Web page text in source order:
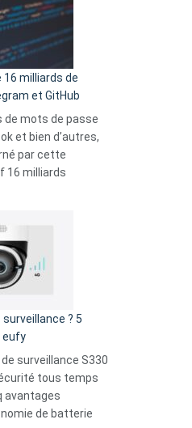
milliards de
et GitHub
de mots de passe
et bien d’autres,
par cette
16 milliards
? 5
eufy
surveillance S330
tous temps
avantages
de batterie